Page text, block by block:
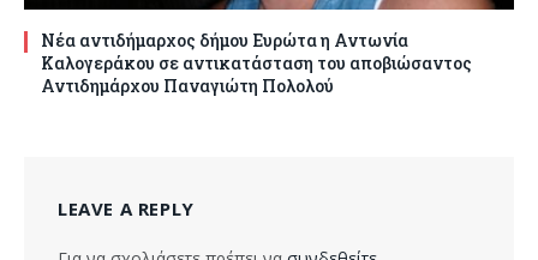
Νέα αντιδήμαρχος δήμου Ευρώτα η Αντωνία
Καλογεράκου σε αντικατάσταση του αποβιώσαντος
Αντιδημάρχου Παναγιώτη Πολολού
LEAVE A REPLY